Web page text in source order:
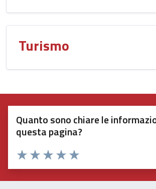
Turismo
Quanto sono chiare le
questa pagina?
Valuta 5 stelle su 5
Valuta 4 stelle su 5
Valuta 3 stelle su 5
Valuta 2 stelle su 5
Valuta 1 stelle su 5